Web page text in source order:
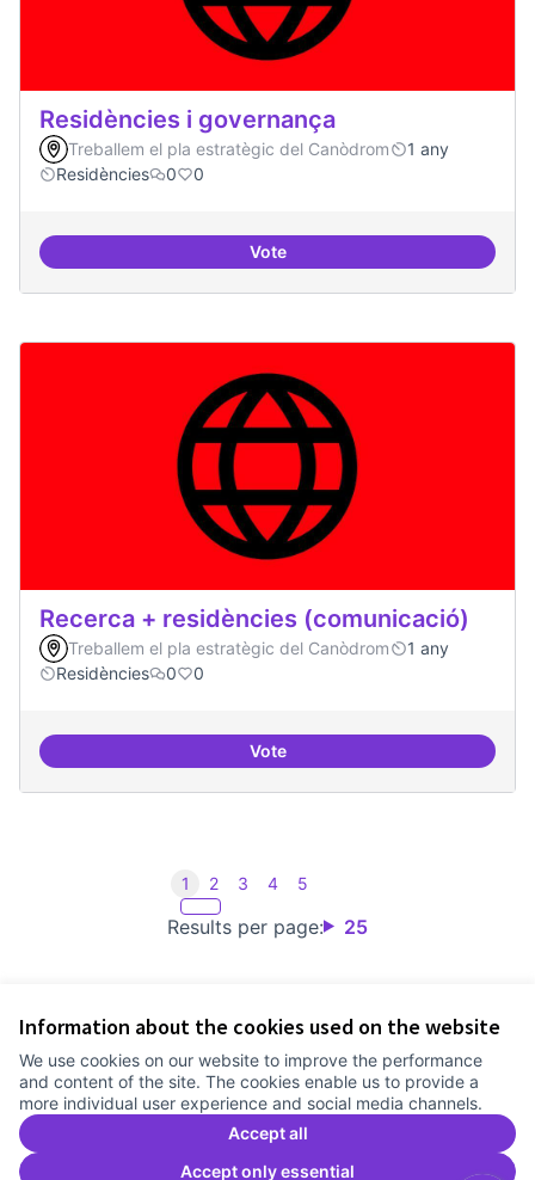
Information about the cookies used on the website
We use cookies on our website to improve the performance
and content of the site. The cookies enable us to provide a
more individual user experience and social media channels.
Accept all
Accept only essential
Residències i governança
Treballem el pla estratègic del Canòdrom
1 any
Residències
0 0
VoteResidències i governança
Recerca + residències (comunicació)
Treballem el pla estratègic del Canòdrom
1 any
Residències
0 0
VoteRecerca + residències
Results per page: 25
1 2 3 4 5
Cookie settings
Comunitat Canòdrom at Facebook
(External link)
Comunitat Canòdrom at Instagram
(External link)
Comunitat Canòdrom at YouTube
(External link)
English
Triar la llenguaElegir el idiomaChoose language